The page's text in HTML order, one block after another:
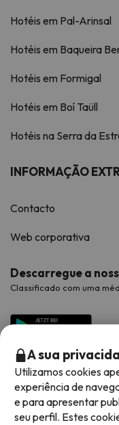
Hotéis em Pal-Arinsal
Hotéis em Baqueira
Hotéis em Formigal
Hotéis em Boí Taüll
Hotéis na Serra da
INFORMAÇÃO
Contacto
Web corporativa
Descarregue a
Classificado com uma
A sua
Utilizamos cookies
experiência de
e para apresentar
seu perfil. Estes